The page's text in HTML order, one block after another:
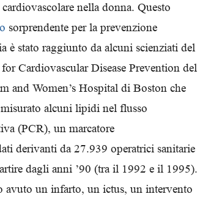
nella donna. Questo
sorprendente per la prevenzione
è stato raggiunto da alcuni scienziati del
Cardiovascular Disease Prevention del
and Women’s Hospital di Boston che
alcuni lipidi nel flusso
(PCR), un marcatore
derivanti da 27.939 operatrici sanitarie
dagli anni ’90 (tra il 1992 e il 1995).
avuto un infarto, un ictus, un intervento